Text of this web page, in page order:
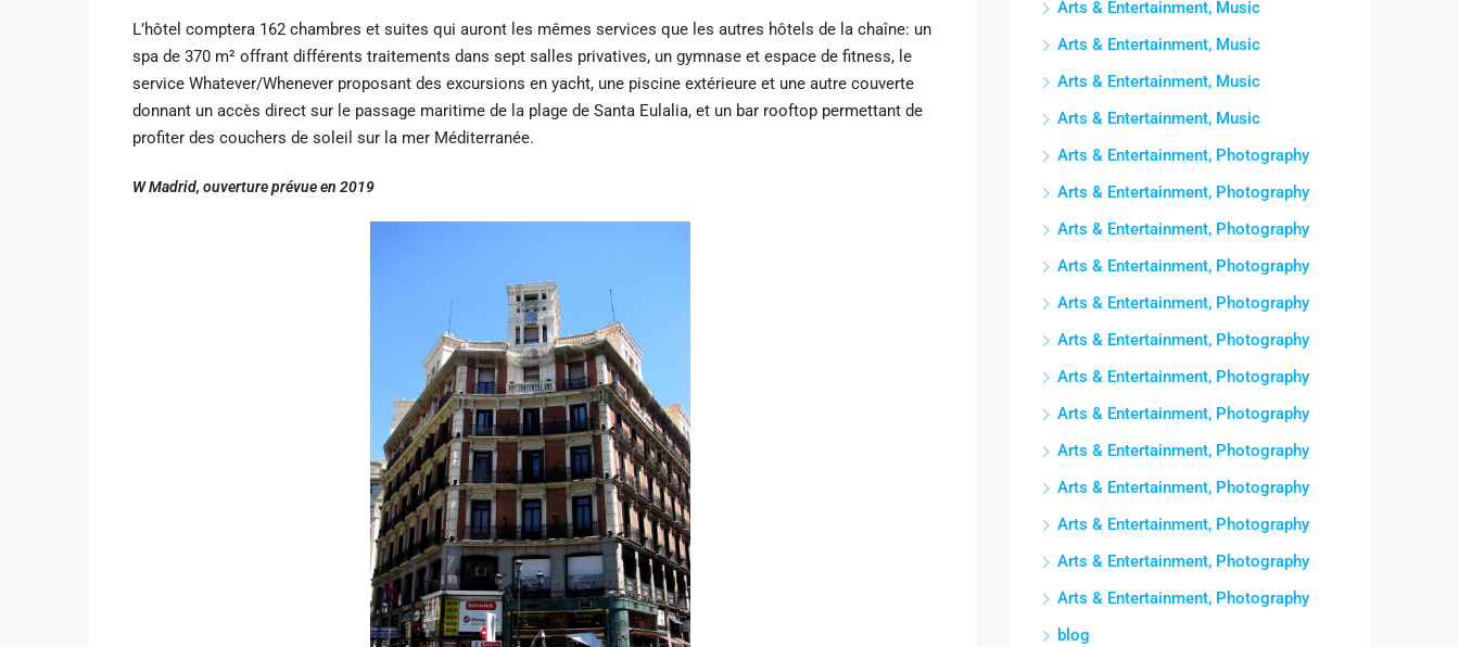
L’hôtel comptera 162 chambres et suites qui auront les mêmes services que les autres hôtels de la chaîne: un
spa de 370 m² offrant différents traitements dans sept salles privatives, un gymnase et espace de fitness, le
service Whatever/Whenever proposant des excursions en yacht, une piscine extérieure et une autre couverte
donnant un accès direct sur le passage maritime de la plage de Santa Eulalia, et un bar rooftop permettant de
profiter des couchers de soleil sur la mer Méditerranée.
W Madrid, ouverture prévue en 2019
Arts & Entertainment, Music
Arts & Entertainment, Music
Arts & Entertainment, Music
Arts & Entertainment, Music
Arts & Entertainment, Photography
Arts & Entertainment, Photography
Arts & Entertainment, Photography
Arts & Entertainment, Photography
Arts & Entertainment, Photography
Arts & Entertainment, Photography
Arts & Entertainment, Photography
Arts & Entertainment, Photography
Arts & Entertainment, Photography
Arts & Entertainment, Photography
Arts & Entertainment, Photography
Arts & Entertainment, Photography
Arts & Entertainment, Photography
blog